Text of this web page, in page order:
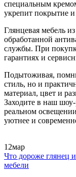
специальным
укрепит покрытие и
Глянцевая мебель
обработанной
службы. При
гарантиях и
Подытоживая,
стиль, но и
материал, цвет и
Заходите в наш
реальном
уютнее и
12мар
Что дороже глянец
мебели